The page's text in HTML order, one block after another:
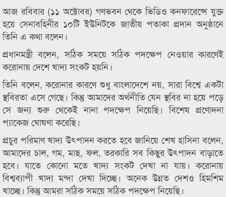
আজ রবিবার (১১ অক্টোবর) গণভবন থেকে ভিডিও কনফারেন্সে যুক্ত
হয়ে সেনাবহিনীর ১০টি ইউনিটকে জাতীয় পতাকা প্রদান অনুষ্ঠানে
তিনি এ কথা বলেন।
প্রধানমন্ত্রী বলেন, সঠিক সময়ে সঠিক পদক্ষেপ নেওয়ার কারণেই
করোনায় দেশে খাদ্য সংকট হয়নি।
তিনি বলেন, করোনার কারণে শুধু বাংলাদেশে নয়, সারা বিশ্বে একটা
স্থবিরতা এসে গেছে। কিন্তু আমাদের অর্থনীতি যেন স্থবির না হয়ে পড়ে
সে জন্য শুরু থেকেই নানা পদক্ষেপ নিয়েছি। বিশেষ প্রণোদনা
প্যাকেজ ঘোষণা করেছি।
প্রচুর পরিমাণ খাদ্য উৎপাদন করতে হবে জানিয়ে শেখ হাসিনা বলেন,
আমাদের চাল, গম, মাছ, ফল, তরকারি সব কিছুর উৎপাদন বাড়াতে
হবে। যাতে কোনো মতে খাদ্য সংকট দেখা না যায়। করোনায়
বিশ্বব্যাপী খাদ্য মন্দা দেখা দিচ্ছে। অনেক উন্নত দেশও হিমশিম
খাচ্ছে। কিন্তু আমরা সঠিক সময়ে সঠিক পদক্ষেপ নিয়েছি।